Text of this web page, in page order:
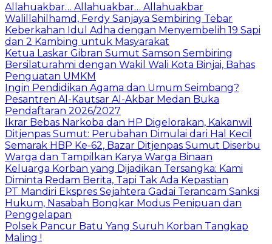
Allahuakbar… Allahuakbar… Allahuakbar
Walillahilhamd, Ferdy Sanjaya Sembiring Tebar
Keberkahan Idul Adha dengan Menyembelih 19 Sapi
dan 2 Kambing untuk Masyarakat
Ketua Laskar Gibran Sumut Samson Sembiring
Bersilaturahmi dengan Wakil Wali Kota Binjai, Bahas
Penguatan UMKM
Ingin Pendidikan Agama dan Umum Seimbang?
Pesantren Al-Kautsar Al-Akbar Medan Buka
Pendaftaran 2026/2027
Ikrar Bebas Narkoba dan HP Digelorakan, Kakanwil
Ditjenpas Sumut: Perubahan Dimulai dari Hal Kecil
Semarak HBP Ke-62, Bazar Ditjenpas Sumut Diserbu
Warga dan Tampilkan Karya Warga Binaan
Keluarga Korban yang Dijadikan Tersangka: Kami
Diminta Redam Berita, Tapi Tak Ada Kepastian
PT Mandiri Ekspres Sejahtera Gadai Terancam Sanksi
Hukum, Nasabah Bongkar Modus Penipuan dan
Penggelapan
Polsek Pancur Batu Yang Suruh Korban Tangkap
Maling !